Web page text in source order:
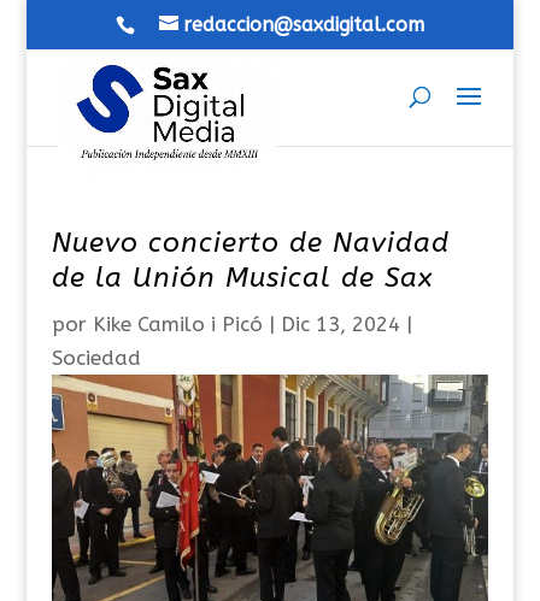
redaccion@saxdigital.com
Nuevo concierto de Navidad
de la Unión Musical de Sax
por Kike Camilo i Picó | Dic 13, 2024 |
Sociedad